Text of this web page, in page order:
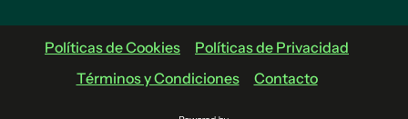
Políticas de Cookies
Políticas de Privacidad
Términos y Condiciones
Contacto